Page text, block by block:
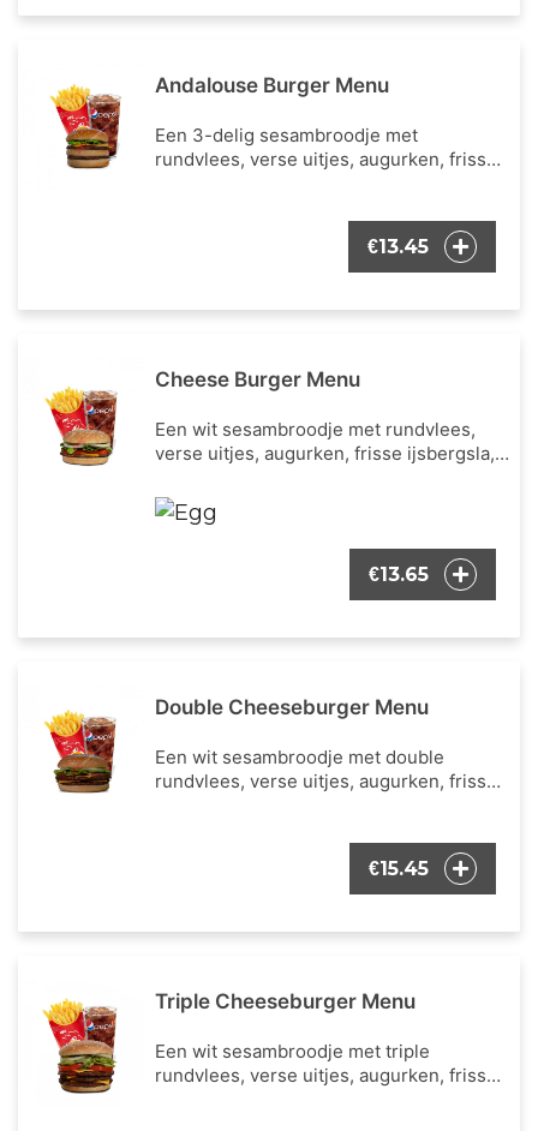
Andalouse Burger Menu
Een 3-delig sesambroodje met
rundvlees, verse uitjes, augurken, frisse
Franse frietjes en een frisdrank naar
€13.45
Cheese Burger Menu
Een wit sesambroodje met rundvlees,
verse uitjes, augurken, frisse ijsbergsla,
bekende burger dressing. Inclusief een
portie Franse frietjes en een frisdrank
€13.65
Double Cheeseburger Menu
Een wit sesambroodje met double
rundvlees, verse uitjes, augurken, frisse
€15.45
Triple Cheeseburger Menu
Een wit sesambroodje met triple
rundvlees, verse uitjes, augurken, frisse